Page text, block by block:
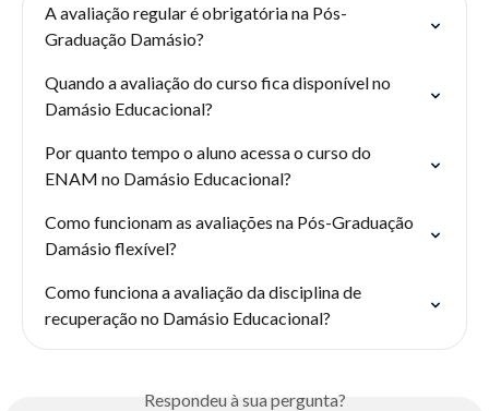
A avaliação regular é obrigatória na Pós-
Graduação Damásio?
Quando a avaliação do curso fica disponível no
Damásio Educacional?
Por quanto tempo o aluno acessa o curso do
ENAM no Damásio Educacional?
Como funcionam as avaliações na Pós-Graduação
Damásio flexível?
Como funciona a avaliação da disciplina de
recuperação no Damásio Educacional?
Respondeu à sua pergunta?